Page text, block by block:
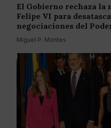
El Gobierno rechaza la
Felipe VI para
negociaciones del
Miguel P. Montes